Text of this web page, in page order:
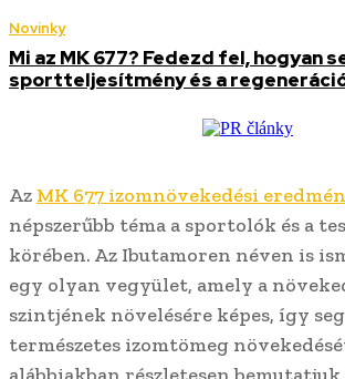
Novinky
Mi az MK 677? Fedezd fel, hogyan
sportteljesítmény és a
Az MK 677 izomnövekedési
népszerűbb téma a sportolók és a
körében. Az Ibutamoren néven is
egy olyan vegyület, amely a
szintjének növelésére képes, így
természetes izomtömeg